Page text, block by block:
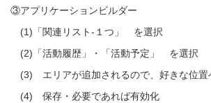
③アプリケーションビルダー
(1)「関連リスト‐１つ」 を選択
(2)「活動履歴」・「活動予定」 を選択
(3) エリアが追加されるので、好きな位置
(4) 保存・必要であれば有効化